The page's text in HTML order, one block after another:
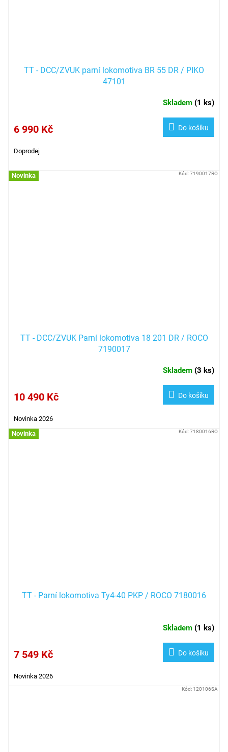
TT - DCC/ZVUK parní lokomotiva BR 55 DR / PIKO
47101
Skladem (1 ks)
6 990 Kč Do košíku
Doprodej
Novinka
TT - DCC/ZVUK Parní lokomotiva 18 201 DR / ROCO
7190017
Skladem (3 ks)
10 490 Kč Do košíku
Novinka 2026
Kód:7190017RO
Novinka
TT - Parní lokomotiva Ty4-40 PKP / ROCO 7180016
Skladem (1 ks)
7 549 Kč Do košíku
Novinka 2026
Kód:7180016RO
Kód: 120106SA